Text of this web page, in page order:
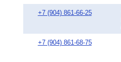
+7 (904) 861-66-25
+7 (904) 861-68-75